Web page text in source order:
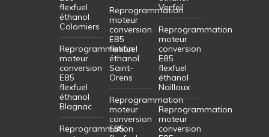
flexfuel
éthanol
Colomiers
Reprogrammation
moteur
conversion
E85
flexfuel
éthanol
Blagnac
Reprogrammation
Reprogrammation
moteur
conversion
E85
flexfuel
éthanol
Saint-
Orens
Reprogrammation
moteur
conversion
E85
Verfeil
Reprogrammation
moteur
conversion
E85
flexfuel
éthanol
Nailloux
Reprogrammation
moteur
conversion